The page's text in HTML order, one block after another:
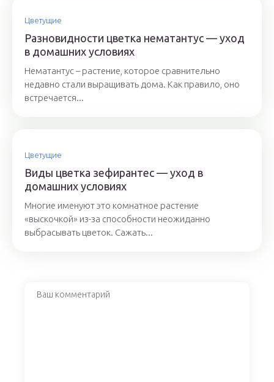
Цветущие
Разновидности цветка нематантус — уход
в домашних условиях
Нематантус – растение, которое сравнительно
недавно стали выращивать дома. Как правило, оно
встречается...
Цветущие
Виды цветка зефирантес — уход в
домашних условиях
Многие именуют это комнатное растение
«выскочкой» из-за способности неожиданно
выбрасывать цветок. Сажать...